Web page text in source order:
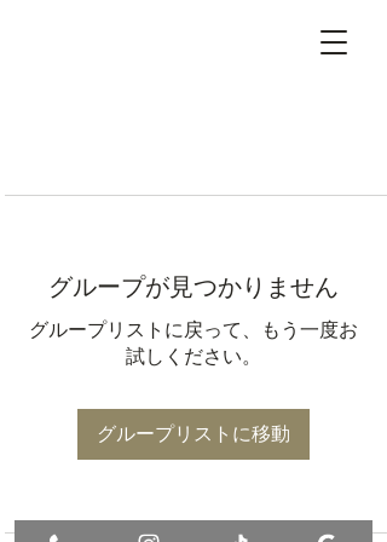
グループが見つかりません
グループリストに戻って、もう一度お
試しください。
グループリストに移動